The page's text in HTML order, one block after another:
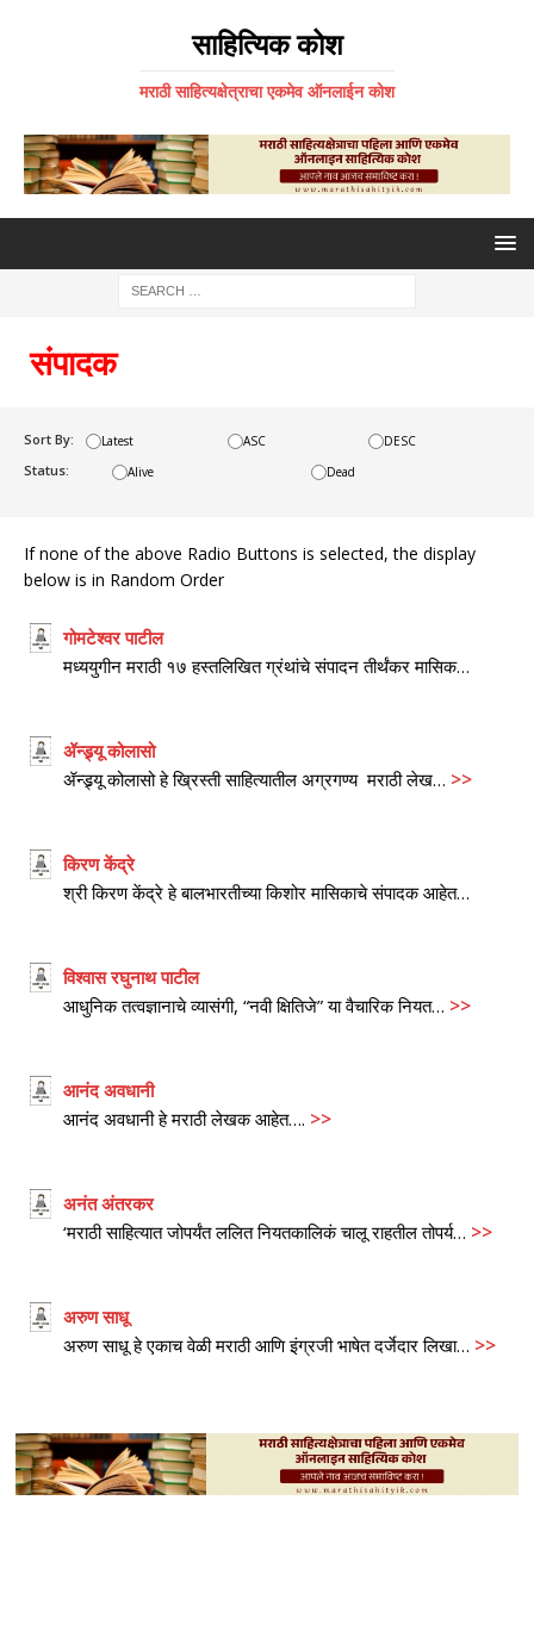
साहित्यिक कोश
मराठी साहित्यक्षेत्राचा एकमेव ऑनलाईन कोश
संपादक
Sort By: Latest ASC DESC
Status: Alive Dead
If none of the above Radio Buttons is selected, the display
below is in Random Order
गोमटेश्वर पाटील
मध्ययुगीन मराठी १७ हस्तलिखित ग्रंथांचे संपादन तीर्थंकर मासिक…
ॲन्ड्र्यू कोलासो
ॲन्ड्र्यू कोलासो हे ख्रिस्ती साहित्यातील अग्रगण्य मराठी लेख… >>
किरण केंद्रे
श्री किरण केंद्रे हे बालभारतीच्या किशोर मासिकाचे संपादक आहेत…
विश्वास रघुनाथ पाटील
आधुनिक तत्वज्ञानाचे व्यासंगी, “नवी क्षितिजे” या वैचारिक नियत… >>
आनंद अवधानी
आनंद अवधानी हे मराठी लेखक आहेत…. >>
अनंत अंतरकर
‘मराठी साहित्यात जोपर्यंत ललित नियतकालिकं चालू राहतील तोपर्य… >>
अरुण साधू
अरुण साधू हे एकाच वेळी मराठी आणि इंग्रजी भाषेत दर्जेदार लिखा… >>